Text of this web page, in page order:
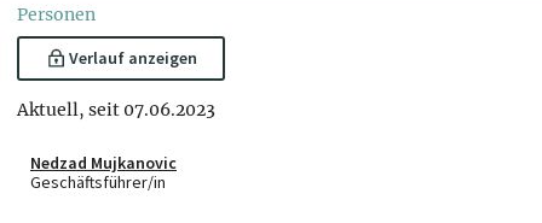
Personen
Verlauf anzeigen
Aktuell, seit 07.06.2023
Nedzad Mujkanovic
Geschäftsführer/in